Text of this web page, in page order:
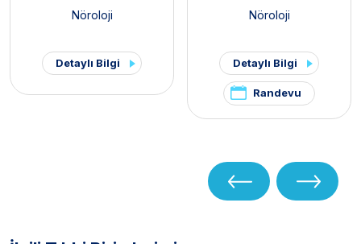
Nöroloji
Detaylı Bilgi
Nöroloji
Detaylı Bilgi
Randevu